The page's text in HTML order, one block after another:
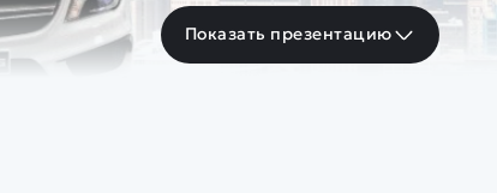
Показать презентацию